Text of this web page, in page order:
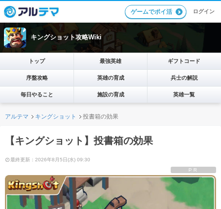
ゲームでポイ活 ログイン
キングショット攻略Wiki
トップ 最強英雄 ギフトコード
序盤攻略 英雄の育成 兵士の解説
毎日やること 施設の育成 英雄一覧
アルテマ キングショット 投書箱の効果
【キングショット】投書箱の効果
最終更新：2026年8月5日(水) 09:30
PR